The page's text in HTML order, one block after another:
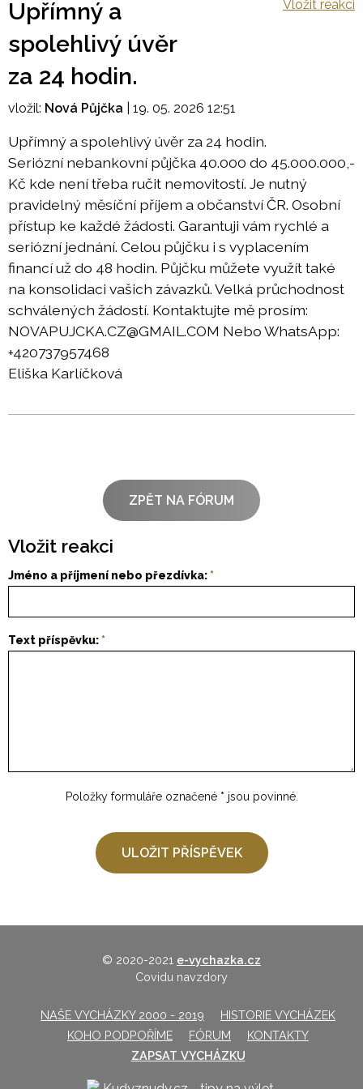
Upřímný a
spolehlivý úvěr
za 24 hodin.
Vložit reakci
vložil: Nová Půjčka 19. 05. 2026 12:51
Upřímný a spolehlivý úvěr za 24 hodin.
Seriózní nebankovní půjčka 40.000 do 45.000.000,-
Kč kde není třeba ručit nemovitostí. Je nutný
pravidelný měsíční příjem a občanství ČR. Osobní
přístup ke každé žádosti. Garantuji vám rychlé a
seriózní jednání. Celou půjčku i s vyplacením
financí už do 48 hodin. Půjčku můžete využít také
na konsolidaci vašich závazků. Velká průchodnost
schválených žádostí. Kontaktujte mě prosím:
NOVAPUJCKA.CZ@GMAIL.COM Nebo WhatsApp:
+420737957468
Eliška Karlíčková
ZPĚT NA FÓRUM
Vložit reakci
Jméno a příjmení nebo přezdívka:
Text příspěvku:
Položky formuláře označené * jsou povinné.
© 2020-2021 e-vychazka.cz
Covidu navzdory
NAŠE VYCHÁZKY 2000 - 2019
HISTORIE VYCHÁZEK
KOHO PODPOŘÍME
FÓRUM
KONTAKTY
ZAPSAT VYCHÁZKU